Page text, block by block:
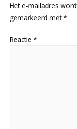
Het e-mailadres
gemarkeerd met*
Reactie *